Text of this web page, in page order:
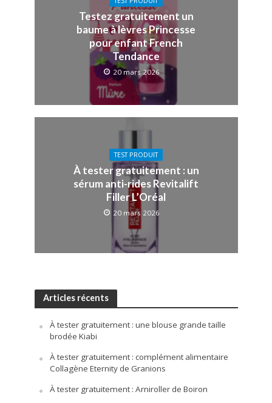
Testez gratuitement un
baume à lèvres Princesse
pour enfant French
Tendance
20 mars 2026
TEST PRODUIT
À tester gratuitement : un
sérum anti-rides Revitalift
Filler L’Oréal
20 mars 2026
Articles récents
À tester gratuitement : une blouse grande taille
brodée Kiabi
À tester gratuitement : complément alimentaire
Collagène Eternity de Granions
À tester gratuitement : Arniroller de Boiron